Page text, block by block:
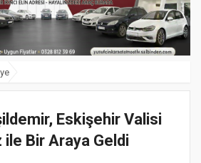
Eskişehir Valisi
ile Bir Araya Geldi